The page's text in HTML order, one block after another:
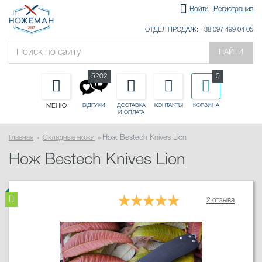
Войти Регистрация
ОТДЕЛ ПРОДАЖ: +38 097 499 04 05
НАЙТИ
МЕНЮ ВІДГУКИ
5202
ДОСТАВКА
И ОПЛАТА
КОНТАКТЫ КОРЗИНА
0
Главная Складные ножи Нож Bestech Knives Lion
Нож Bestech Knives Lion
2 отзыва